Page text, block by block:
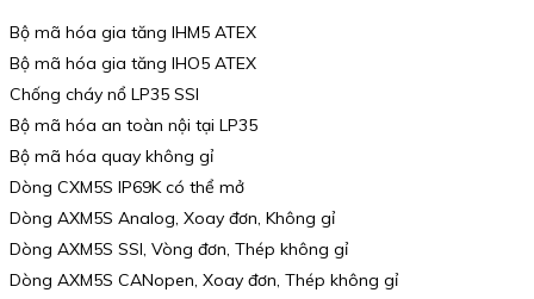
Bộ mã hóa gia tăng IHM5 ATEX
Bộ mã hóa gia tăng IHO5 ATEX
Chống cháy nổ LP35 SSI
Bộ mã hóa an toàn nội tại LP35
Bộ mã hóa quay không gỉ
Dòng CXM5S IP69K có thể mở
Dòng AXM5S Analog, Xoay đơn, Không gỉ
Dòng AXM5S SSI, Vòng đơn, Thép không gỉ
Dòng AXM5S CANopen, Xoay đơn, Thép không gỉ